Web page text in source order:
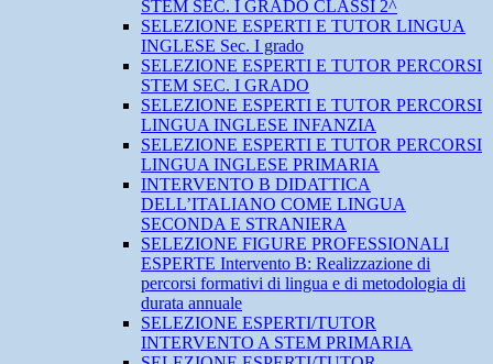
STEM SEC. I GRADO CLASSI 2^
SELEZIONE ESPERTI E TUTOR LINGUA
INGLESE Sec. I grado
SELEZIONE ESPERTI E TUTOR PERCORSI
STEM SEC. I GRADO
SELEZIONE ESPERTI E TUTOR PERCORSI
LINGUA INGLESE INFANZIA
SELEZIONE ESPERTI E TUTOR PERCORSI
LINGUA INGLESE PRIMARIA
INTERVENTO B DIDATTICA
DELL’ITALIANO COME LINGUA
SECONDA E STRANIERA
SELEZIONE FIGURE PROFESSIONALI
ESPERTE Intervento B: Realizzazione di
percorsi formativi di lingua e di metodologia di
durata annuale
SELEZIONE ESPERTI/TUTOR
INTERVENTO A STEM PRIMARIA